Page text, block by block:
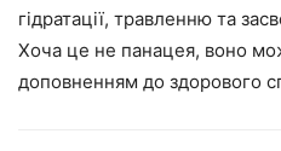
гідратації, травленню та
Хоча це не панацея, воно
доповненням до здорового